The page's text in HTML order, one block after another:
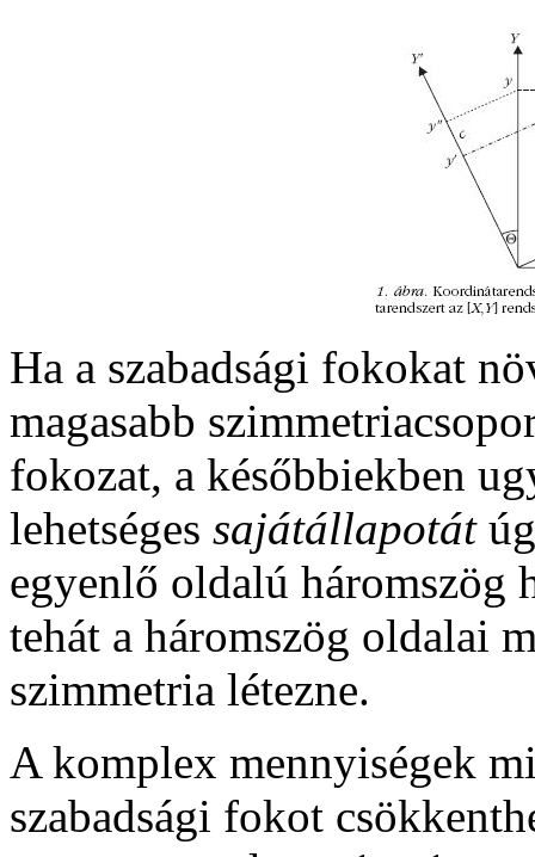
Ha a szabadsági fokokat
magasabb
fokozat, a későbbiekben
lehetséges sajátállapotát
egyenlő oldalú háromszög
tehát a háromszög oldalai
szimmetria létezne.
A komplex mennyiségek
szabadsági fokot